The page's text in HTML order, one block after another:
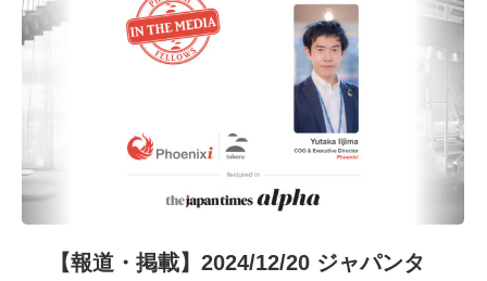
【報道・掲載】2024/12/20 ジャパンタ